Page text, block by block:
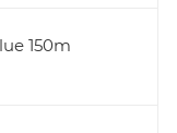
150m